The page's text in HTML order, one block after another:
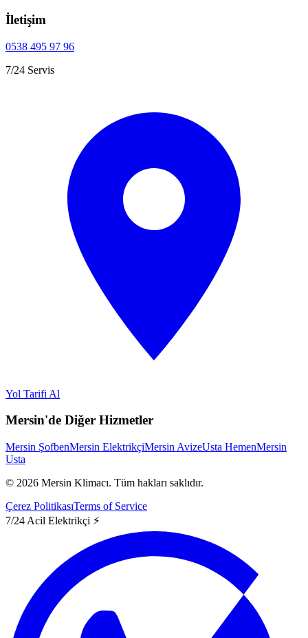
İletişim
0538 495 97 96
7/24 Servis
Yol Tarifi Al
Mersin'de Diğer Hizmetler
Mersin ŞofbenMersin ElektrikçiMersin AvizeUsta HemenMersin
Usta
© 2026 Mersin Klimacı. Tüm hakları saklıdır.
Çerez PolitikasıTerms of Service
7/24 Acil Elektrikçi ⚡